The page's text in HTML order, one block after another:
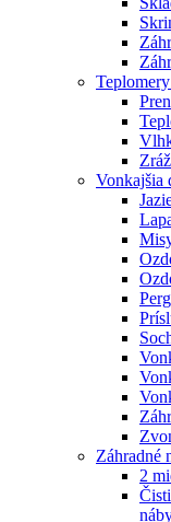
Vonkajšia
Záhradné
2